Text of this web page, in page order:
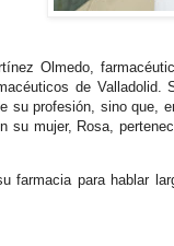
Olmedo,
de
su profesión, sino que,
su mujer, Rosa,
farmacia para hablar